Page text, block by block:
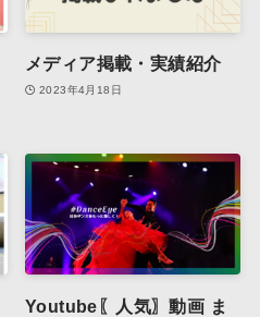
メディア掲載・実績紹介
2023年4月18日
Youtube〖人気〗動画 ま